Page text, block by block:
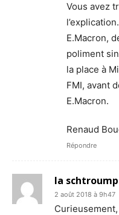
Vous avez
l’explication.
E.Macron,
poliment
la place à
FMI, avant
E.Macron.
Renaud
Répondre
la
2 août 2018 à 9h47